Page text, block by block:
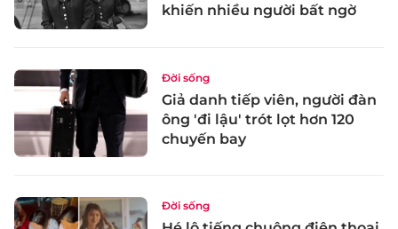
khiến nhiều người bất ngờ
Đời sống
Giả danh tiếp viên, người đàn
ông 'đi lậu' trót lọt hơn 120
chuyến bay
Đời sống